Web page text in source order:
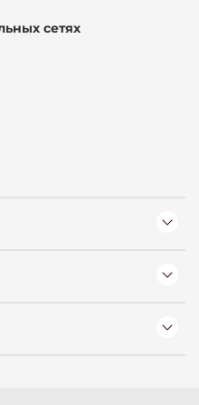
сетях